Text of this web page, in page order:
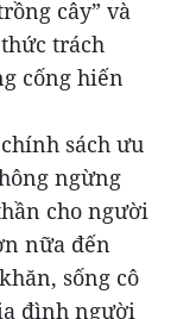
cây” và
trách
cống hiến
sách ưu
ngừng
cho người
nữa đến
sống cô
đình người